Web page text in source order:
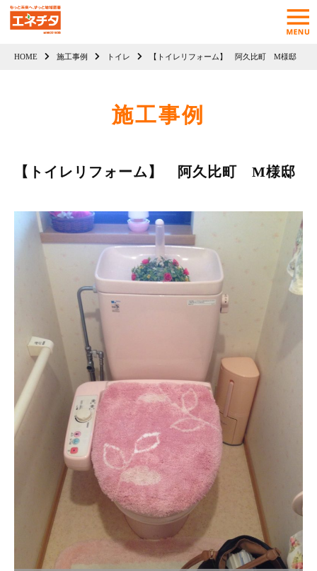
HOME 施工事例 トイレ 【トイレリフォーム】 阿久比町 M様邸
施工事例
【トイレリフォーム】 阿久比町 M様邸